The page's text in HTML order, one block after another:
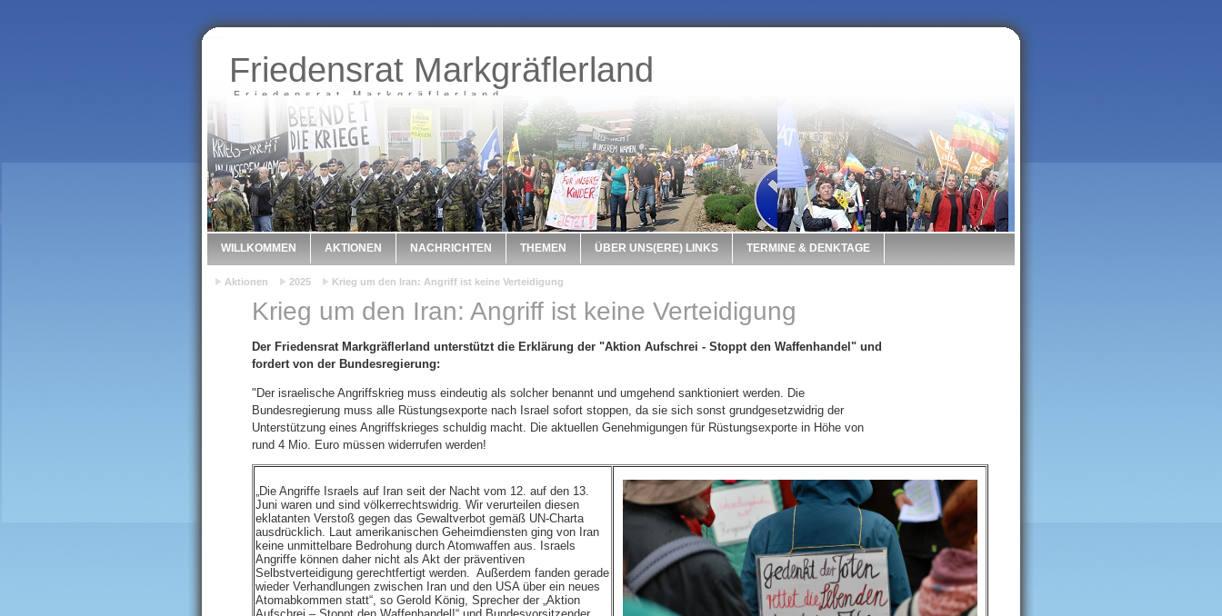
Friedensrat Markgräflerland
Friedensrat Markgräflerland
WILLKOMMEN AKTIONEN NACHRICHTEN THEMEN ÜBER UNS(ERE) LINKS TERMINE & DENKTAGE
Aktionen 2025 Krieg um den Iran: Angriff ist keine Verteidigung
Krieg um den Iran: Angriff ist keine Verteidigung
Der Friedensrat Markgräflerland unterstützt die Erklärung der "Aktion Aufschrei - Stoppt den Waffenhandel" und
fordert von der Bundesregierung:
"Der israelische Angriffskrieg muss eindeutig als solcher benannt und umgehend sanktioniert werden. Die
Bundesregierung muss alle Rüstungsexporte nach Israel sofort stoppen, da sie sich sonst grundgesetzwidrig der
Unterstützung eines Angriffskrieges schuldig macht. Die aktuellen Genehmigungen für Rüstungsexporte in Höhe von
rund 4 Mio. Euro müssen widerrufen werden!
„Die Angriffe Israels auf Iran seit der Nacht vom 12. auf den 13.
Juni waren und sind völkerrechtswidrig. Wir verurteilen diesen
eklatanten Verstoß gegen das Gewaltverbot gemäß UN-Charta
ausdrücklich. Laut amerikanischen Geheimdiensten ging von Iran
keine unmittelbare Bedrohung durch Atomwaffen aus. Israels
Angriffe können daher nicht als Akt der präventiven
Selbstverteidigung gerechtfertigt werden. Außerdem fanden gerade
wieder Verhandlungen zwischen Iran und den USA über ein neues
Atomabkommen statt“, so Gerold König, Sprecher der „Aktion